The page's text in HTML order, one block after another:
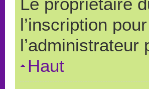
Le propriétaire
l’inscription
Haut